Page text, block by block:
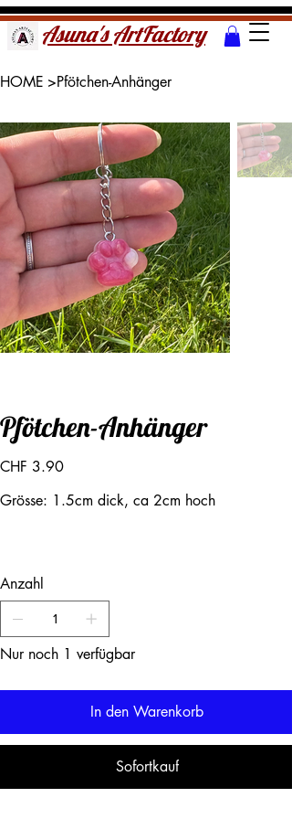
Asuna's ArtFactory
HOME >Pfötchen-Anhänger
Pfötchen-Anhänger
Preis
CHF 3.90
Grösse: 1.5cm dick, ca 2cm hoch
Anzahl
Nur noch 1 verfügbar
In den Warenkorb
Sofortkauf